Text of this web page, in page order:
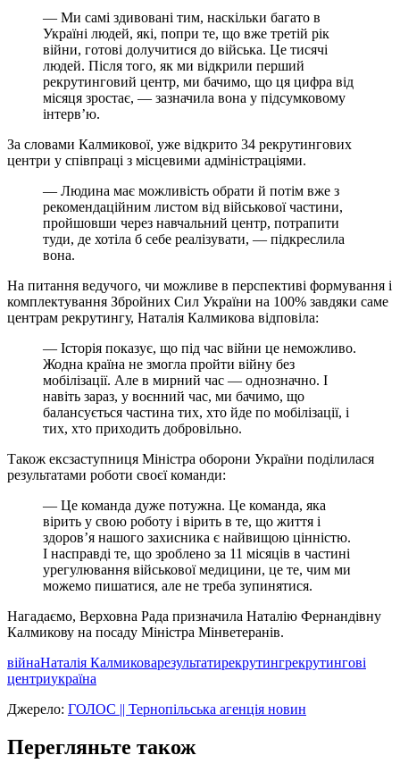
— Ми самі здивовані тим, наскільки багато в
Україні людей, які, попри те, що вже третій рік
війни, готові долучитися до війська. Це тисячі
людей. Після того, як ми відкрили перший
рекрутинговий центр, ми бачимо, що ця цифра від
місяця зростає, — зазначила вона у підсумковому
інтервʼю.
За словами Калмикової, уже відкрито 34 рекрутингових
центри у співпраці з місцевими адміністраціями.
— Людина має можливість обрати й потім вже з
рекомендаційним листом від військової частини,
пройшовши через навчальний центр, потрапити
туди, де хотіла б себе реалізувати, — підкреслила
вона.
На питання ведучого, чи можливе в перспективі формування і
комплектування Збройних Сил України на 100% завдяки саме
центрам рекрутингу, Наталія Калмикова відповіла:
— Історія показує, що під час війни це неможливо.
Жодна країна не змогла пройти війну без
мобілізації. Але в мирний час — однозначно. І
навіть зараз, у воєнний час, ми бачимо, що
балансується частина тих, хто йде по мобілізації, і
тих, хто приходить добровільно.
Також ексзаступниця Міністра оборони України поділилася
результатами роботи своєї команди:
— Це команда дуже потужна. Це команда, яка
вірить у свою роботу і вірить в те, що життя і
здоров’я нашого захисника є найвищою цінністю.
І насправді те, що зроблено за 11 місяців в частині
урегулювання військової медицини, це те, чим ми
можемо пишатися, але не треба зупинятися.
Нагадаємо, Верховна Рада призначила Наталію Фернандівну
Калмикову на посаду Міністра Мінветеранів.
війнаНаталія Калмиковарезультатирекрутингрекрутингові
центриукраїна
Джерело: ГОЛОС || Тернопільська агенція новин
Перегляньте також